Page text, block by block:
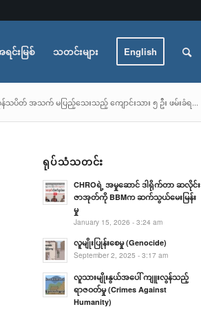
င်းမြစ် သတင်းများ English
သပိတ် အသက် မပြည့်သေးသည့် ကျောင်းသား ၅ ဦး ဖမ်းခံရ...
ရုပ်သံသတင်း
CHROရဲ့ အမှုဆောင် ဒါရိုက်တာ ဆလိုင်း
ဇာအုတ်ကို BBMက ဆက်သွယ်မေးမြန်း
မှု
January 15, 2026 - 3:24 am
လူမျိုးပြုန်းစေမှု (Genocide)
September 2, 2025 - 3:17 am
လူသားမျိုးနွယ်အပေါ် ကျူးလွန်သည့်
ရာဇဝတ်မှု (Crimes Against
Humanity)